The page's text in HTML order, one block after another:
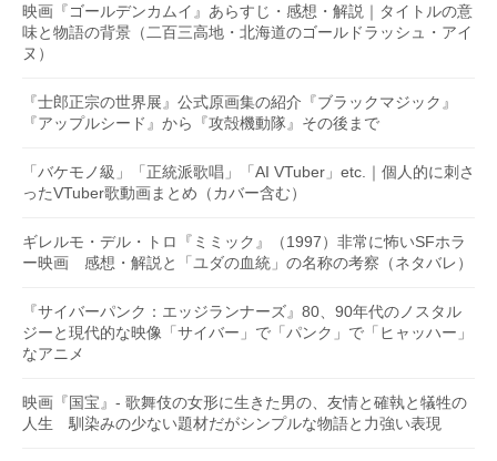
映画『ゴールデンカムイ』あらすじ・感想・解説｜タイトルの意
味と物語の背景（二百三高地・北海道のゴールドラッシュ・アイ
ヌ）
『士郎正宗の世界展』公式原画集の紹介『ブラックマジック』
『アップルシード』から『攻殻機動隊』その後まで
「バケモノ級」「正統派歌唱」「AI VTuber」etc.｜個人的に刺さ
ったVTuber歌動画まとめ（カバー含む）
ギレルモ・デル・トロ『ミミック』（1997）非常に怖いSFホラ
ー映画 感想・解説と「ユダの血統」の名称の考察（ネタバレ）
『サイバーパンク：エッジランナーズ』80、90年代のノスタル
ジーと現代的な映像「サイバー」で「パンク」で「ヒャッハー」
なアニメ
映画『国宝』- 歌舞伎の女形に生きた男の、友情と確執と犠牲の
人生 馴染みの少ない題材だがシンプルな物語と力強い表現